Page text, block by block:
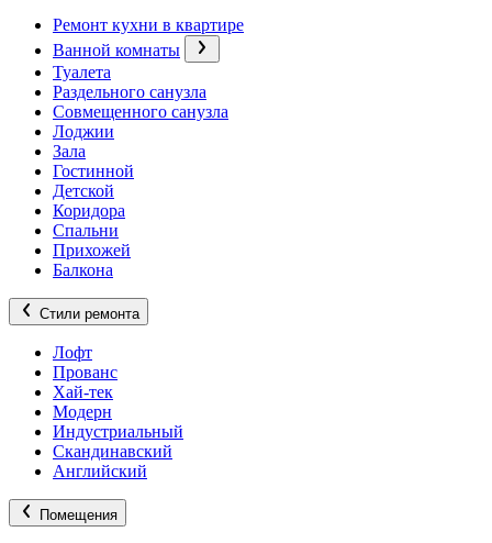
Ремонт кухни в квартире
Ванной комнаты
Туалета
Раздельного санузла
Совмещенного санузла
Лоджии
Зала
Гостинной
Детской
Коридора
Спальни
Прихожей
Балкона
Стили ремонта
Лофт
Прованс
Хай-тек
Модерн
Индустриальный
Скандинавский
Английский
Помещения